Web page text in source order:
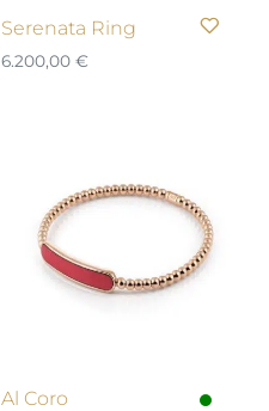
Serenata Ring
6.200,00 €
Al Coro